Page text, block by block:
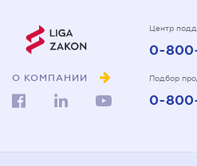
О КОМПАНИИ
Центр
0-
Подбор
0-